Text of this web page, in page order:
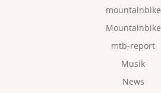
mountainbike
Mountainbike
mtb-report
Musik
News